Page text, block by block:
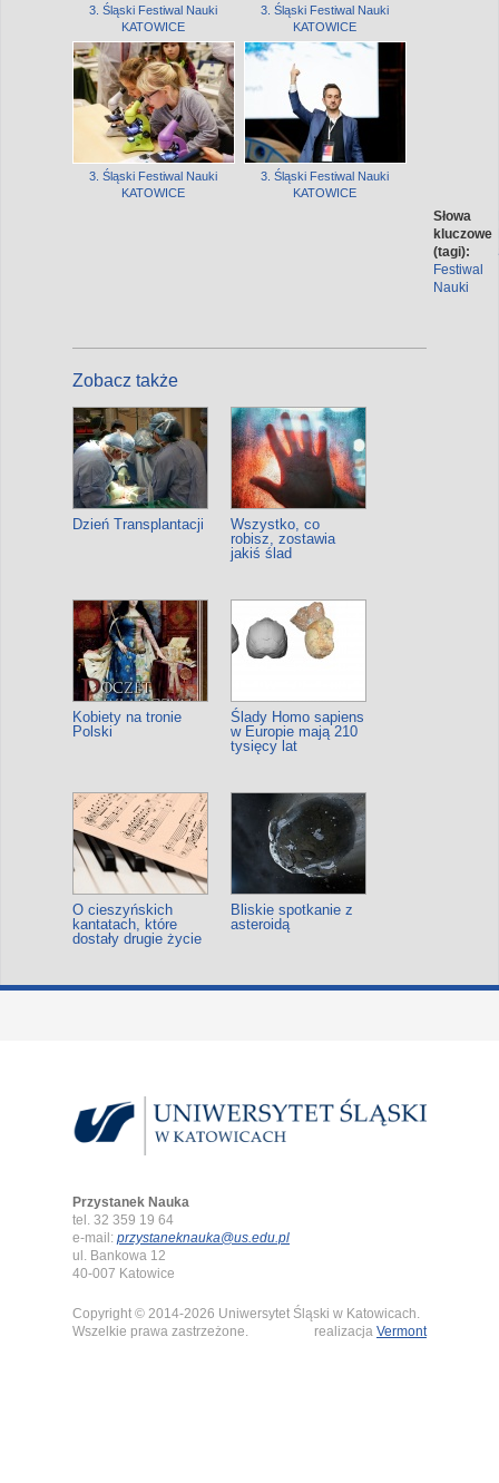
3. Śląski Festiwal Nauki
KATOWICE
3. Śląski Festiwal Nauki
KATOWICE
3. Śląski Festiwal Nauki
KATOWICE
3. Śląski Festiwal Nauki
KATOWICE
Słowa
kluczowe
(tagi):
Festiwal
Nauki
Zobacz także
Dzień Transplantacji
Wszystko, co
robisz, zostawia
jakiś ślad
Kobiety na tronie
Polski
Ślady Homo sapiens
w Europie mają 210
tysięcy lat
O cieszyńskich
kantatach, które
dostały drugie życie
Bliskie spotkanie z
asteroidą
Przystanek Nauka
tel. 32 359 19 64
e-mail: przystaneknauka@us.edu.pl
ul. Bankowa 12
40-007 Katowice
Copyright © 2014-2026 Uniwersytet Śląski w Katowicach.
Wszelkie prawa zastrzeżone.
realizacja Vermont